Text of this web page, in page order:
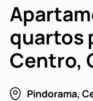
quartos
Centro,
Pindorama,